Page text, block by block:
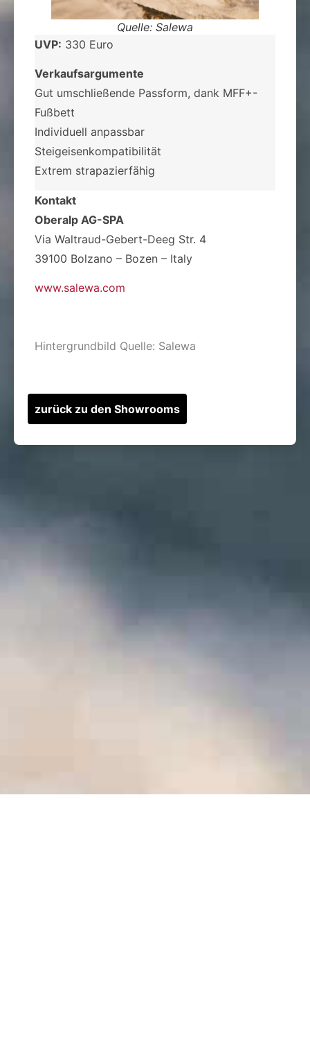
Quelle: Salewa
UVP: 330 Euro
Verkaufsargumente
Gut umschließende Passform, dank MFF+-
Fußbett
Individuell anpassbar
Steigeisenkompatibilität
Extrem strapazierfähig
Kontakt
Oberalp AG-SPA
Via Waltraud-Gebert-Deeg Str. 4
39100 Bolzano – Bozen – Italy
www.salewa.com
Hintergrundbild Quelle: Salewa
zurück zu den Showrooms